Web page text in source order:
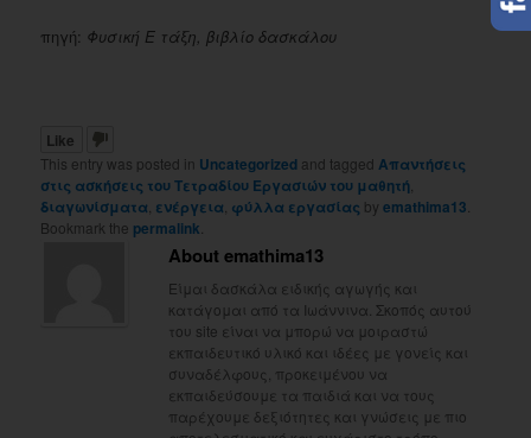
πηγή: Φυσική Ε τάξη, βιβλίο δασκάλου
Like
This entry was posted in Uncategorized and tagged Απαντήσεις
στις ασκήσεις του Τετραδίου Εργασιών του μαθητή
διαγωνίσματα ενέργεια φύλλα εργασίας byemathima13
Bookmark the permalink
About emathima13
Είμαι δασκάλα ειδικής αγωγής και
κατάγομαι από τα Ιωάννινα. Σκοπός αυτού
του site είναι να μπορώ να μοιραστώ
εκπαιδευτικό υλικό και ιδέες με γονείς και
συναδέλφους, προκειμένου να
εκπαιδεύσουμε τα παιδιά και να τους
παρέχουμε δεξιότητες και γνώσεις με πιο